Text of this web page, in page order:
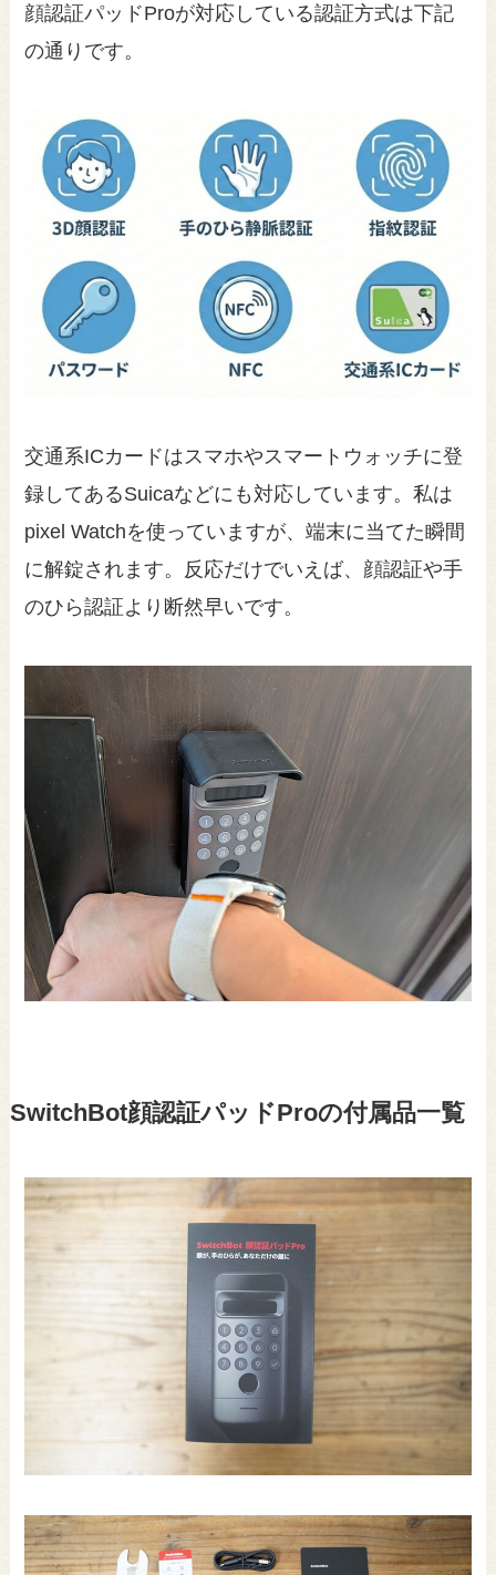
顔認証パッドProが対応している認証方式は下記
の通りです。
交通系ICカードはスマホやスマートウォッチに登
録してあるSuicaなどにも対応しています。私は
pixel Watchを使っていますが、端末に当てた瞬間
に解錠されます。反応だけでいえば、顔認証や手
のひら認証より断然早いです。
SwitchBot顔認証パッドProの付属品一覧